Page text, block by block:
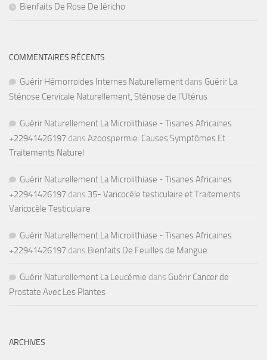
Bienfaits De Rose De Jéricho
COMMENTAIRES RÉCENTS
Guérir Hémorroïdes Internes Naturellement dans Guérir La
Sténose Cervicale Naturellement, Sténose de l’Utérus
Guérir Naturellement La Microlithiase - Tisanes Africaines
+22941426197 dans Azoospermie: Causes Symptômes Et
Traitements Naturel
Guérir Naturellement La Microlithiase - Tisanes Africaines
+22941426197 dans 35- Varicocèle testiculaire et Traitements
Varicocèle Testiculaire
Guérir Naturellement La Microlithiase - Tisanes Africaines
+22941426197 dans Bienfaits De Feuilles de Mangue
Guérir Naturellement La Leucémie dans Guérir Cancer de
Prostate Avec Les Plantes
ARCHIVES